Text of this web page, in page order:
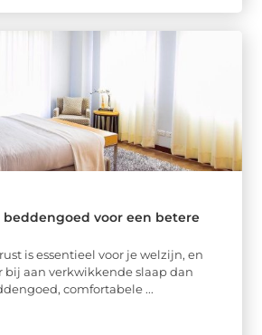
beddengoed voor een betere
is essentieel voor je welzijn, en
bij aan verkwikkende slaap dan
comfortabele ...